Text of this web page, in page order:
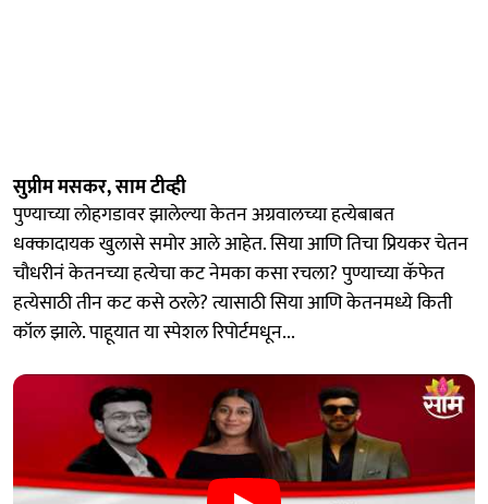
सुप्रीम मसकर, साम टीव्ही
पुण्याच्या लोहगडावर झालेल्या केतन अग्रवालच्या हत्येबाबत
धक्कादायक खुलासे समोर आले आहेत. सिया आणि तिचा प्रियकर चेतन
चौधरीनं केतनच्या हत्येचा कट नेमका कसा रचला? पुण्याच्या कॅफेत
हत्येसाठी तीन कट कसे ठरले? त्यासाठी सिया आणि केतनमध्ये किती
कॉल झाले. पाहूयात या स्पेशल रिपोर्टमधून...